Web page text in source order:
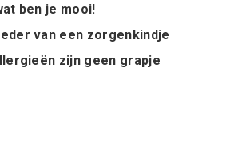
ben je mooi!
van een zorgenkindje
zijn geen grapje